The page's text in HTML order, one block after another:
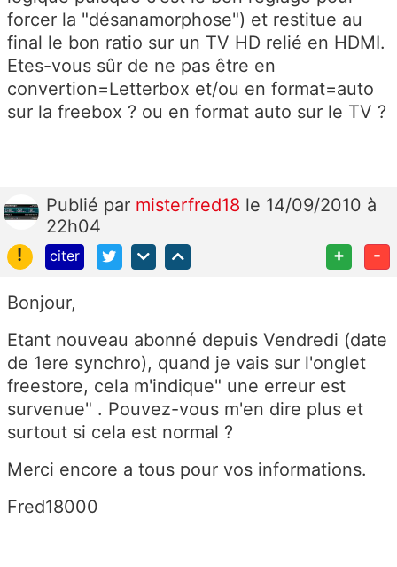
forcer la "désanamorphose") et restitue au
final le bon ratio sur un TV HD relié en HDMI.
Etes-vous sûr de ne pas être en
convertion=Letterbox et/ou en format=auto
sur la freebox ? ou en format auto sur le TV ?
Publié par misterfred18 le 14/09/2010 à
22h04
!
citer + -
Bonjour,
Etant nouveau abonné depuis Vendredi (date
de 1ere synchro), quand je vais sur l'onglet
freestore, cela m'indique" une erreur est
survenue" . Pouvez-vous m'en dire plus et
surtout si cela est normal ?
Merci encore a tous pour vos informations.
Fred18000